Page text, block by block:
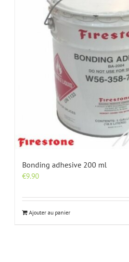
Bonding adhesive 200 ml
€9.90
Ajouter au panier